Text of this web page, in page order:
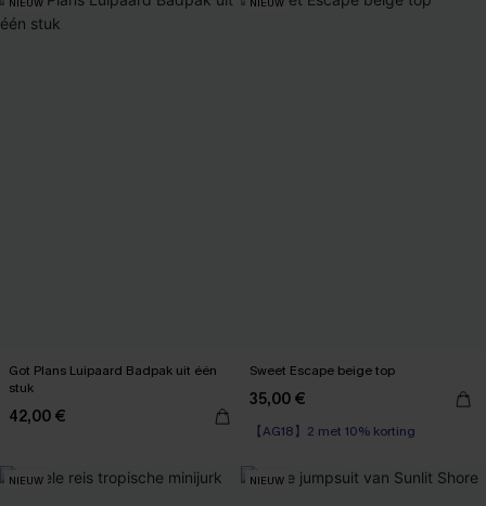
Got Plans Luipaard Badpak uit één
stuk
42,00 €
Sweet Escape beige top
35,00 €
【AG18】2 met 10% korting
NIEUW NIEUW